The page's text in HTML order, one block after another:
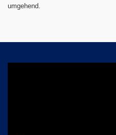
umgehend.